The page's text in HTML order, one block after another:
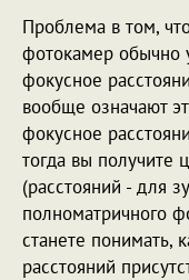
Проблема в том,
фотокамер обычно
фокусное
вообще означают
фокусное
тогда вы получите
(расстояний - для
полноматричного
станете понимать,
расстояний